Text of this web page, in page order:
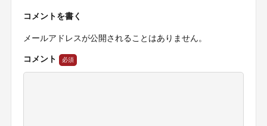
コメントを書く
メールアドレスが公開されることはありません。
コメント